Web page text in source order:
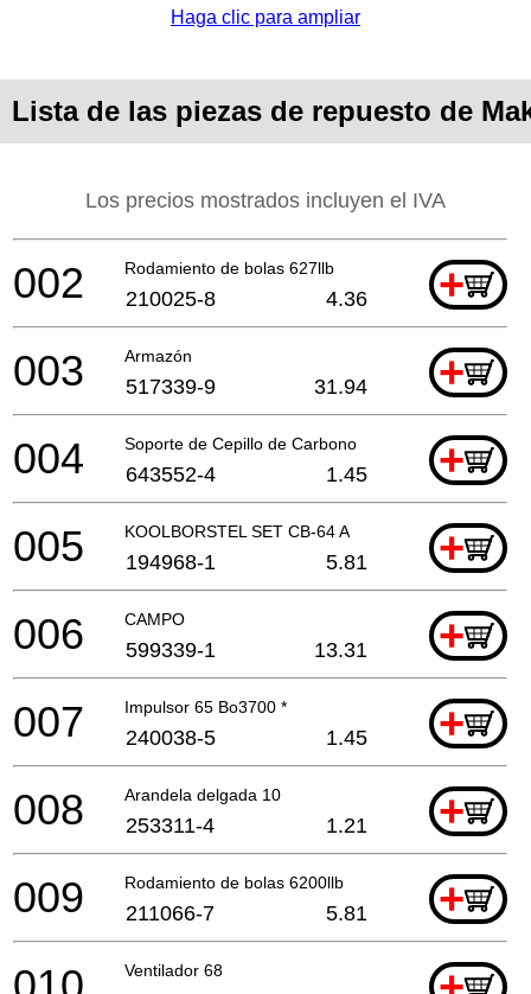
Haga clic para ampliar
Lista de las piezas de repuesto de
Los precios mostrados incluyen el IVA
Rodamiento de bolas 627llb +
002 210025-8 4.36
Armazón +
003 517339-9 31.94
Soporte de Cepillo de Carbono +
004 643552-4 1.45
KOOLBORSTEL SET CB-64 A +
005 194968-1 5.81
CAMPO +
006 599339-1 13.31
Impulsor 65 Bo3700 * +
007 240038-5 1.45
Arandela delgada 10 +
008 253311-4 1.21
Rodamiento de bolas 6200llb +
009 211066-7 5.81
Ventilador 68